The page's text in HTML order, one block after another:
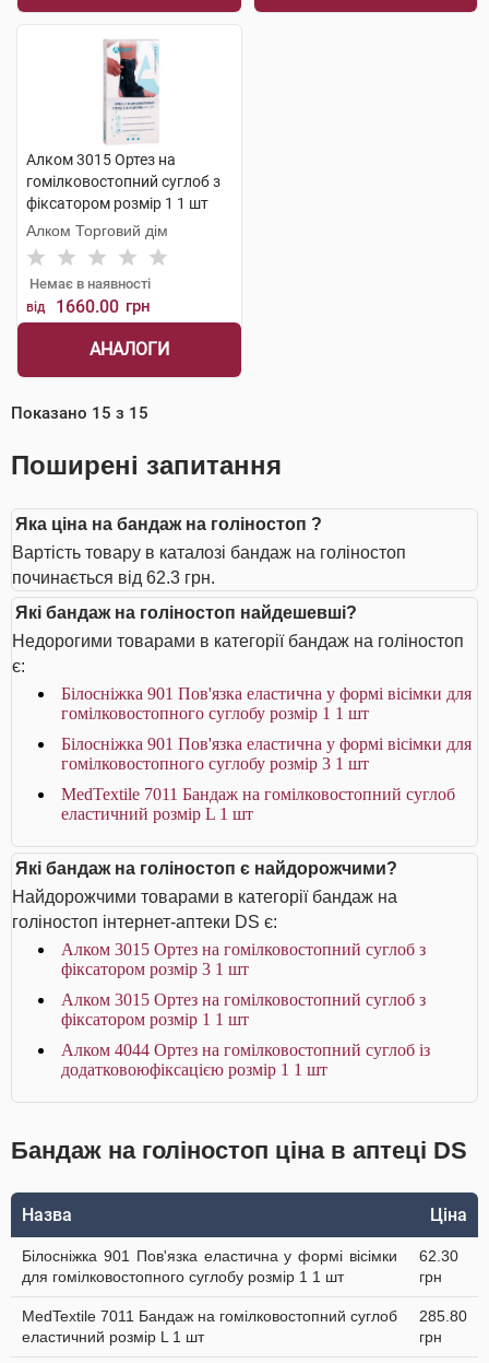
Алком 3015 Ортез на
гомілковостопний суглоб з
фіксатором розмір 1 1 шт
Алком Торговий дім
Немає в наявності
від 1660.00 грн
АНАЛОГИ
Показано 15 з 15
Поширені запитання
Яка ціна на бандаж на голіностоп ?
Вартість товару в каталозі бандаж на голіностоп
починається від 62.3 грн.
Які бандаж на голіностоп найдешевші?
Недорогими товарами в категорії бандаж на голіностоп
є:
Білосніжка 901 Пов'язка еластична у формі вісімки для
гомілковостопного суглобу розмір 1 1 шт
Білосніжка 901 Пов'язка еластична у формі вісімки для
гомілковостопного суглобу розмір 3 1 шт
MedTextile 7011 Бандаж на гомілковостопний суглоб
еластичний розмір L 1 шт
Які бандаж на голіностоп є найдорожчими?
Найдорожчими товарами в категорії бандаж на
голіностоп інтернет-аптеки DS є:
Алком 3015 Ортез на гомілковостопний суглоб з
фіксатором розмір 3 1 шт
Алком 3015 Ортез на гомілковостопний суглоб з
фіксатором розмір 1 1 шт
Алком 4044 Ортез на гомілковостопний суглоб із
додатковоюфіксацією розмір 1 1 шт
Бандаж на голіностоп ціна в аптеці DS
Назва Ціна
Білосніжка 901 Пов'язка еластична у формі вісімки
для гомілковостопного суглобу розмір 1 1 шт
62.30
грн
MedTextile 7011 Бандаж на гомілковостопний суглоб
еластичний розмір L 1 шт
285.80
грн